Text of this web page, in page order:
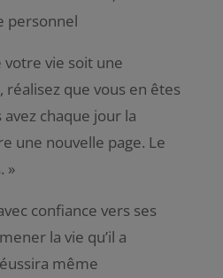
personnel
votre vie soit une
que vous en êtes
chaque jour la
une nouvelle page. Le
. »
confiance vers ses
la vie qu’il a
même